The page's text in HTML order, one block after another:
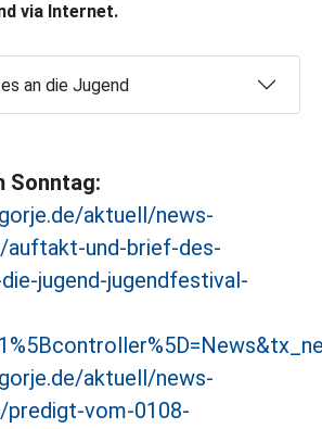
via Internet.
an die Jugend
Sonntag:
aktuell/news-
auftakt-und-brief-des-
jugend-jugendfestival-
aktuell/news-
vom-0108-